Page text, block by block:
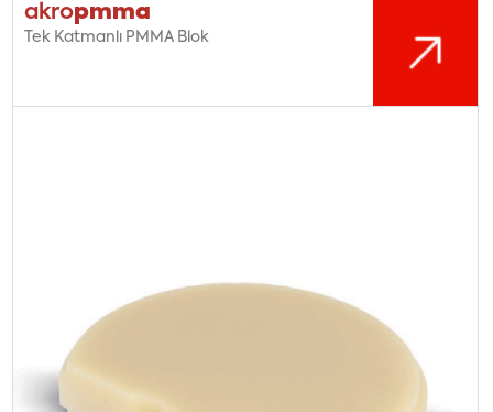
akropmma
Tek Katmanlı PMMA Blok